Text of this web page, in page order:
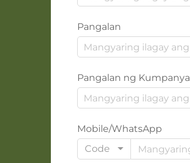
Pangalan
Pangalan ng Kumpanya
Mobile/WhatsApp
Code